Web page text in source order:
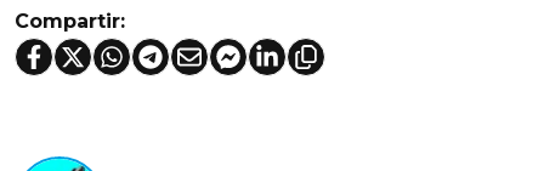
Compartir: